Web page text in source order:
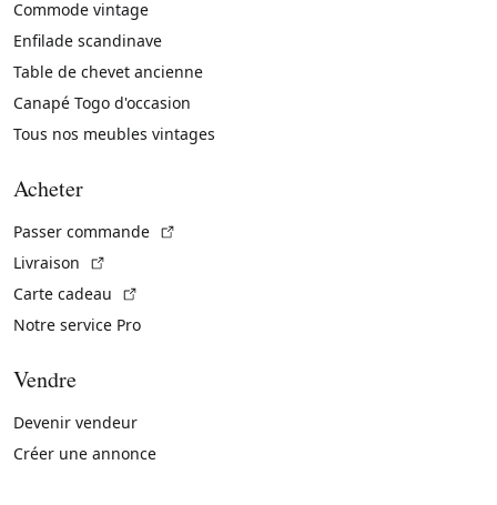
Commode vintage
Enfilade scandinave
Table de chevet ancienne
Canapé Togo d'occasion
Tous nos meubles vintages
Acheter
Passer commande
Livraison
Carte cadeau
Notre service Pro
Vendre
Devenir vendeur
Créer une annonce